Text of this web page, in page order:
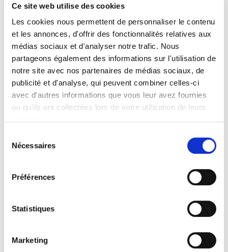
Ce site web utilise des cookies
Les cookies nous permettent de personnaliser le contenu
et les annonces, d'offrir des fonctionnalités relatives aux
médias sociaux et d'analyser notre trafic. Nous
partageons également des informations sur l'utilisation de
notre site avec nos partenaires de médias sociaux, de
publicité et d'analyse, qui peuvent combiner celles-ci
avec d'autres informations que vous leur avez fournies
ou qu'ils ont collectées lors de votre utilisation de leurs
Nécessaires
Préférences
Statistiques
Marketing
Emilie Dardenne
nouveau
décembre 2025
nouveau